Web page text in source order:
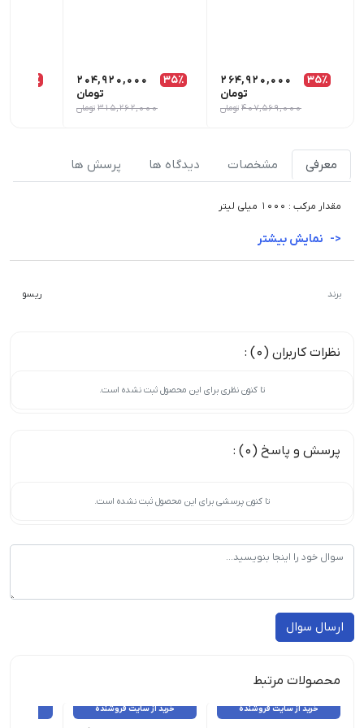
35٪
264,920,000
تومان
407,569,000 تومان
35٪
204,920,000
تومان
315,262,000 تومان
35٪
معرفی مشخصات دیدگاه ها پرسش ها
مقدار مرکب : 1000 میلی لیتر
برند ریسو
نظرات کاربران (0) :
تا کنون نظری برای این محصول ثبت نشده است.
پرسش و پاسخ (0) :
تا کنون پرسشی برای این محصول ثبت نشده است.
ارسال سوال
محصولات مرتبط
خرید از سایت فروشنده خرید از سایت فروشنده